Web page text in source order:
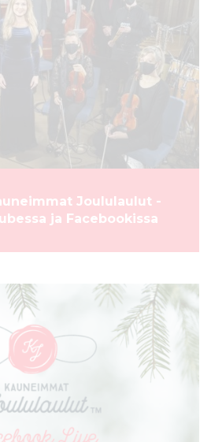
Joululaulut -
ja Facebookissa